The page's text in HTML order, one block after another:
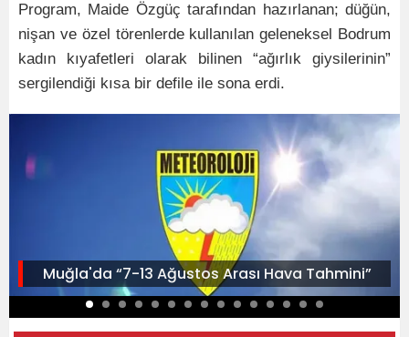
Program, Maide Özgüç tarafından hazırlanan; düğün,
nişan ve özel törenlerde kullanılan geleneksel Bodrum
kadın kıyafetleri olarak bilinen “ağırlık giysilerinin”
sergilendiği kısa bir defile ile sona erdi.
Muğla'da “7-13 Ağustos Arası Hava Tahmini”